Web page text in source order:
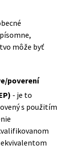
môže byť
poverení
- je to
s použitím